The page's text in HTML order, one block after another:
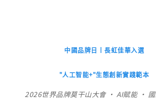
中國品牌日丨長虹佳華入選
"人工智能+"生態創新實踐範本
2026世界品牌莫干山大會 · AI賦能 ·